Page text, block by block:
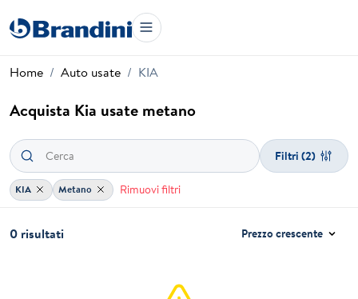
Home Auto usate KIA
Acquista Kia usate metano
Filtri (2)
KIA Metano Rimuovi filtri
0 risultati Prezzo crescente